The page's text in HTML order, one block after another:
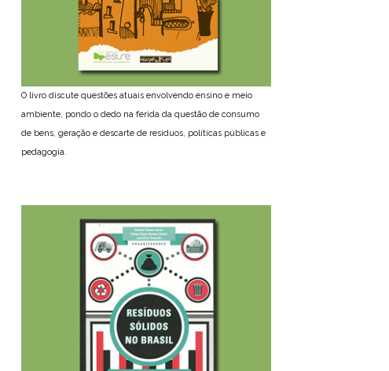
O livro discute questões atuais envolvendo ensino e meio
ambiente, pondo o dedo na ferida da questão de consumo
de bens, geração e descarte de resíduos, políticas públicas e
pedagogia.